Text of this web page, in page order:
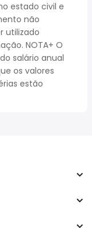
estado civil e
não
utilizado
NOTA+ O
salário anual
os valores
estão